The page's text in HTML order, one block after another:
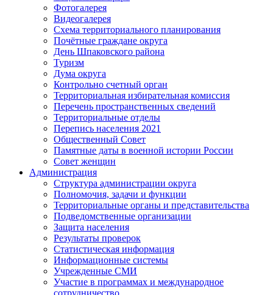
Фотогалерея
Видеогалерея
Схема территориального планирования
Почётные граждане округа
День Шпаковского района
Туризм
Дума округа
Контрольно счетный орган
Территориальная избирательная комиссия
Перечень пространственных сведений
Территориальные отделы
Перепись населения 2021
Общественный Совет
Памятные даты в военной истории России
Совет женщин
Администрация
Структура администрации округа
Полномочия, задачи и функции
Территориальные органы и представительства
Подведомственные организации
Защита населения
Результаты проверок
Статистическая информация
Информационные системы
Учрежденные СМИ
Участие в программах и международное
сотрудничество